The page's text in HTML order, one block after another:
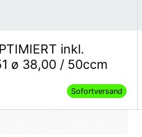
inkl.
ø 38,00 / 50ccm
Sofortversand